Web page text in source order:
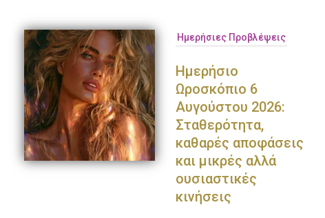
Ημερήσιες Προβλέψεις
Ημερήσιο
Ωροσκόπιο 6
Αυγούστου 2026:
Σταθερότητα,
καθαρές αποφάσεις
και μικρές αλλά
ουσιαστικές
κινήσεις